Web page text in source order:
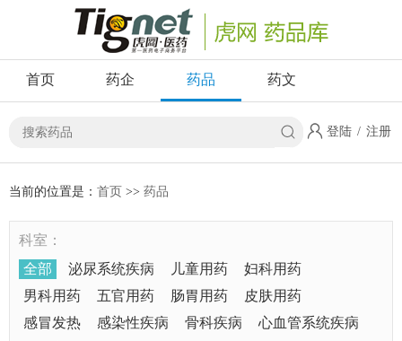
首页 药企 药品 药文
登陆 / 注册
当前的位置是： 首页 >> 药品
科室：
全部
泌尿系统疾病 儿童用药
妇科用药
男科用药
五官用药 肠胃用药
皮肤用药
感冒发热
感染性疾病 骨科疾病
心血管系统疾病